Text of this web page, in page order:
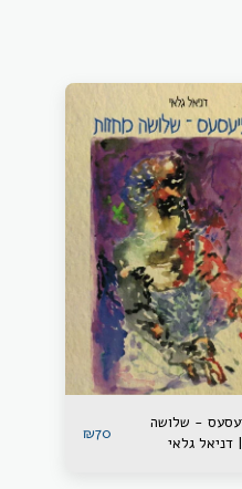
- שלושה
דניאל גלאי
₪70